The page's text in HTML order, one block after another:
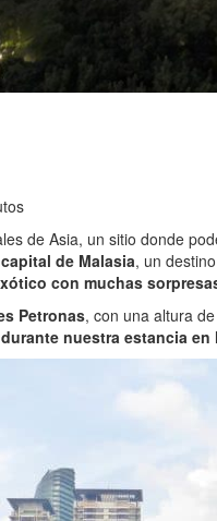
de Asia, un sitio donde
de Malasia, un
con muchas
Petronas, con una altura
durante nuestra estancia en